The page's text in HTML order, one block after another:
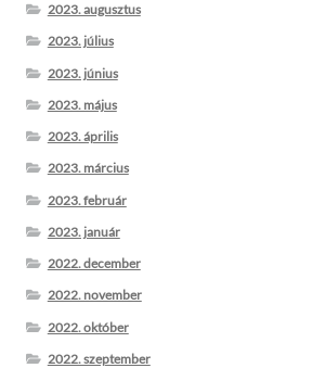
2023. augusztus
2023. július
2023. június
2023. május
2023. április
2023. március
2023. február
2023. január
2022. december
2022. november
2022. október
2022. szeptember